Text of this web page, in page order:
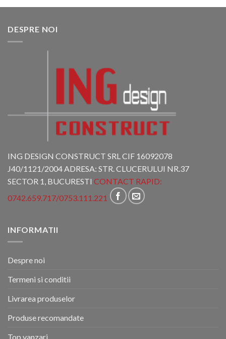
DESPRE NOI
ING DESIGN CONSTRUCT SRL CIF 16092078
J40/1121/2004 ADRESA: STR. CLUCERULUI NR.37
SECTOR 1, BUCURESTI CONTACT RAPID:
0742.659.717/0753.111.221
INFORMATII
Despre noi
Termeni si conditii
Livrarea produselor
Produse recomandate
Top vanzari